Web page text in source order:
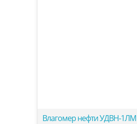
Влагомер нефти УДВН-1ЛМ